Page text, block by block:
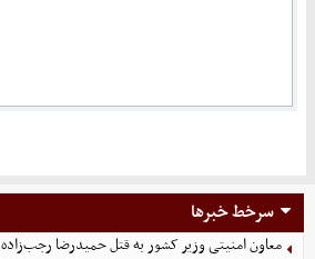
سرخط خبرها
معاون امنیتی وزیر کشور به قتل حمیدرضا رجب‌زاده